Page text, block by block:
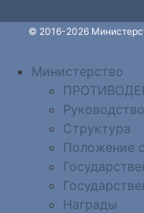
© 2016-2026
Министерство
Руководство
Структура
Положение
Награды